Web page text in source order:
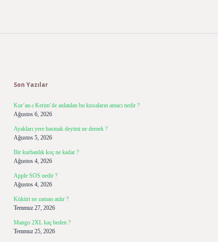
Son Yazılar
Kur’an-ı Kerim’de anlatılan bu kıssaların amacı nedir ?
Ağustos 6, 2026
Ayakları yere basmak deyimi ne demek ?
Ağustos 5, 2026
Bir kurbanlık koç ne kadar ?
Ağustos 4, 2026
Apple SOS nedir ?
Ağustos 4, 2026
Kükürt ne zaman atılır ?
Temmuz 27, 2026
Mango 2XL kaç beden ?
Temmuz 25, 2026